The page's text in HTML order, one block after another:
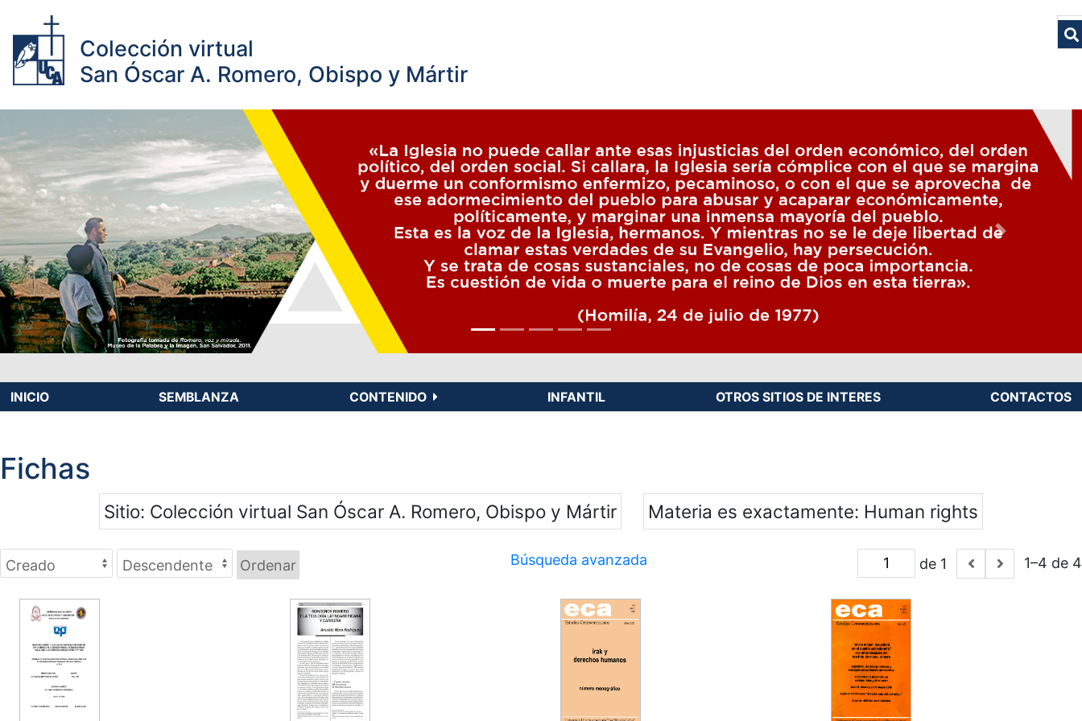
Colección virtual
San Óscar A. Romero, Obispo y Mártir
INICIO SEMBLANZA CONTENIDO INFANTIL OTROS SITIOS DE INTERES CONTACTOS
Fichas
Sitio Colección virtual San Óscar A. Romero, Obispo y Mártir Materia es exactamente Human rights
de 1 1–4 de 4
Búsqueda avanzada
Ordenar